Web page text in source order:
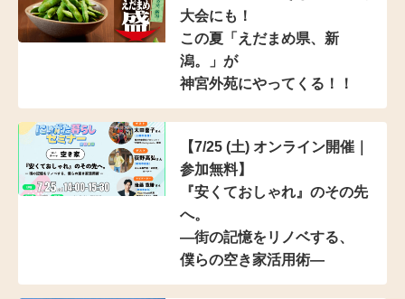
大会にも！
この夏「えだまめ県、新
潟。」が
神宮外苑にやってくる！！
【7/25 (土) オンライン開催｜
参加無料】
『安くておしゃれ』のその先
へ。
―街の記憶をリノベする、
僕らの空き家活用術―